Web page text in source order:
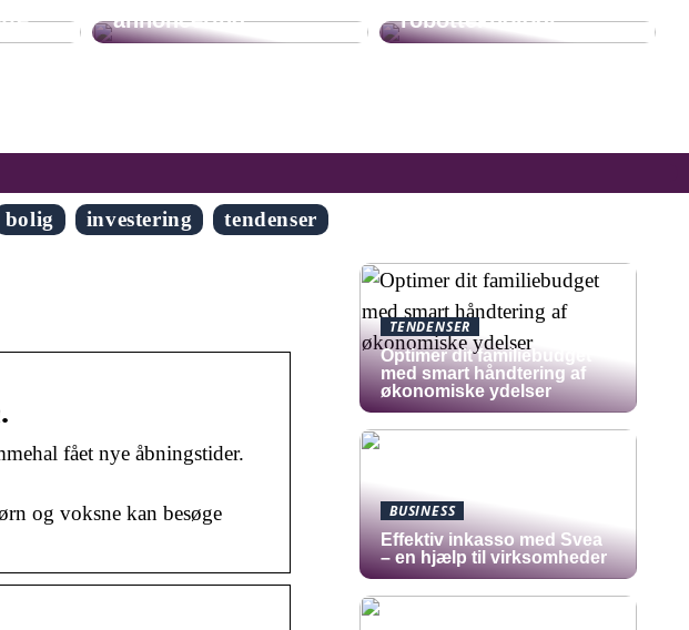
annoncering
robotteknologi
bolig investering tendenser
fået nye åbningstider.
og voksne kan besøge
TENDENSER
Optimer dit familiebudget
med smart håndtering af
økonomiske ydelser
BUSINESS
​Effektiv inkasso med Svea
– en hjælp til virksomheder